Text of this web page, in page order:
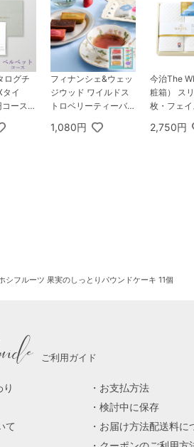
ログチ
タイ
ース
フィナンシェ&ウェッ
ジウッド ワイルドス
トロベリーティーバッ
1,080円
今治The
粧箱） ス
枚・フェ
2,750円
シフルーツ 果実のしっとりパウンドケーキ 11個
ご利用ガイド
お支払方法
検討中に保存
て
お届け方法配送料に